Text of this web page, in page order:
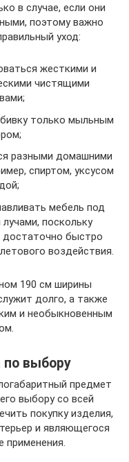
в случае, если они
поэтому важно
уход:
жесткими и
чистящими
только мыльным
разными домашними
спиртом, уксусом
мебель под
поскольку
достаточно быстро
воздействия.
190 см ширины
долго, а также
и необыкновенным
по выбору
предмет
выбору со всей
покупку изделия,
и являющегося